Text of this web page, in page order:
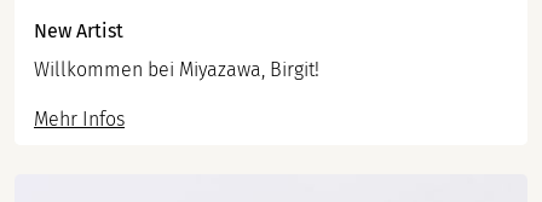
New Artist
Willkommen bei Miyazawa, Birgit!
Mehr Infos